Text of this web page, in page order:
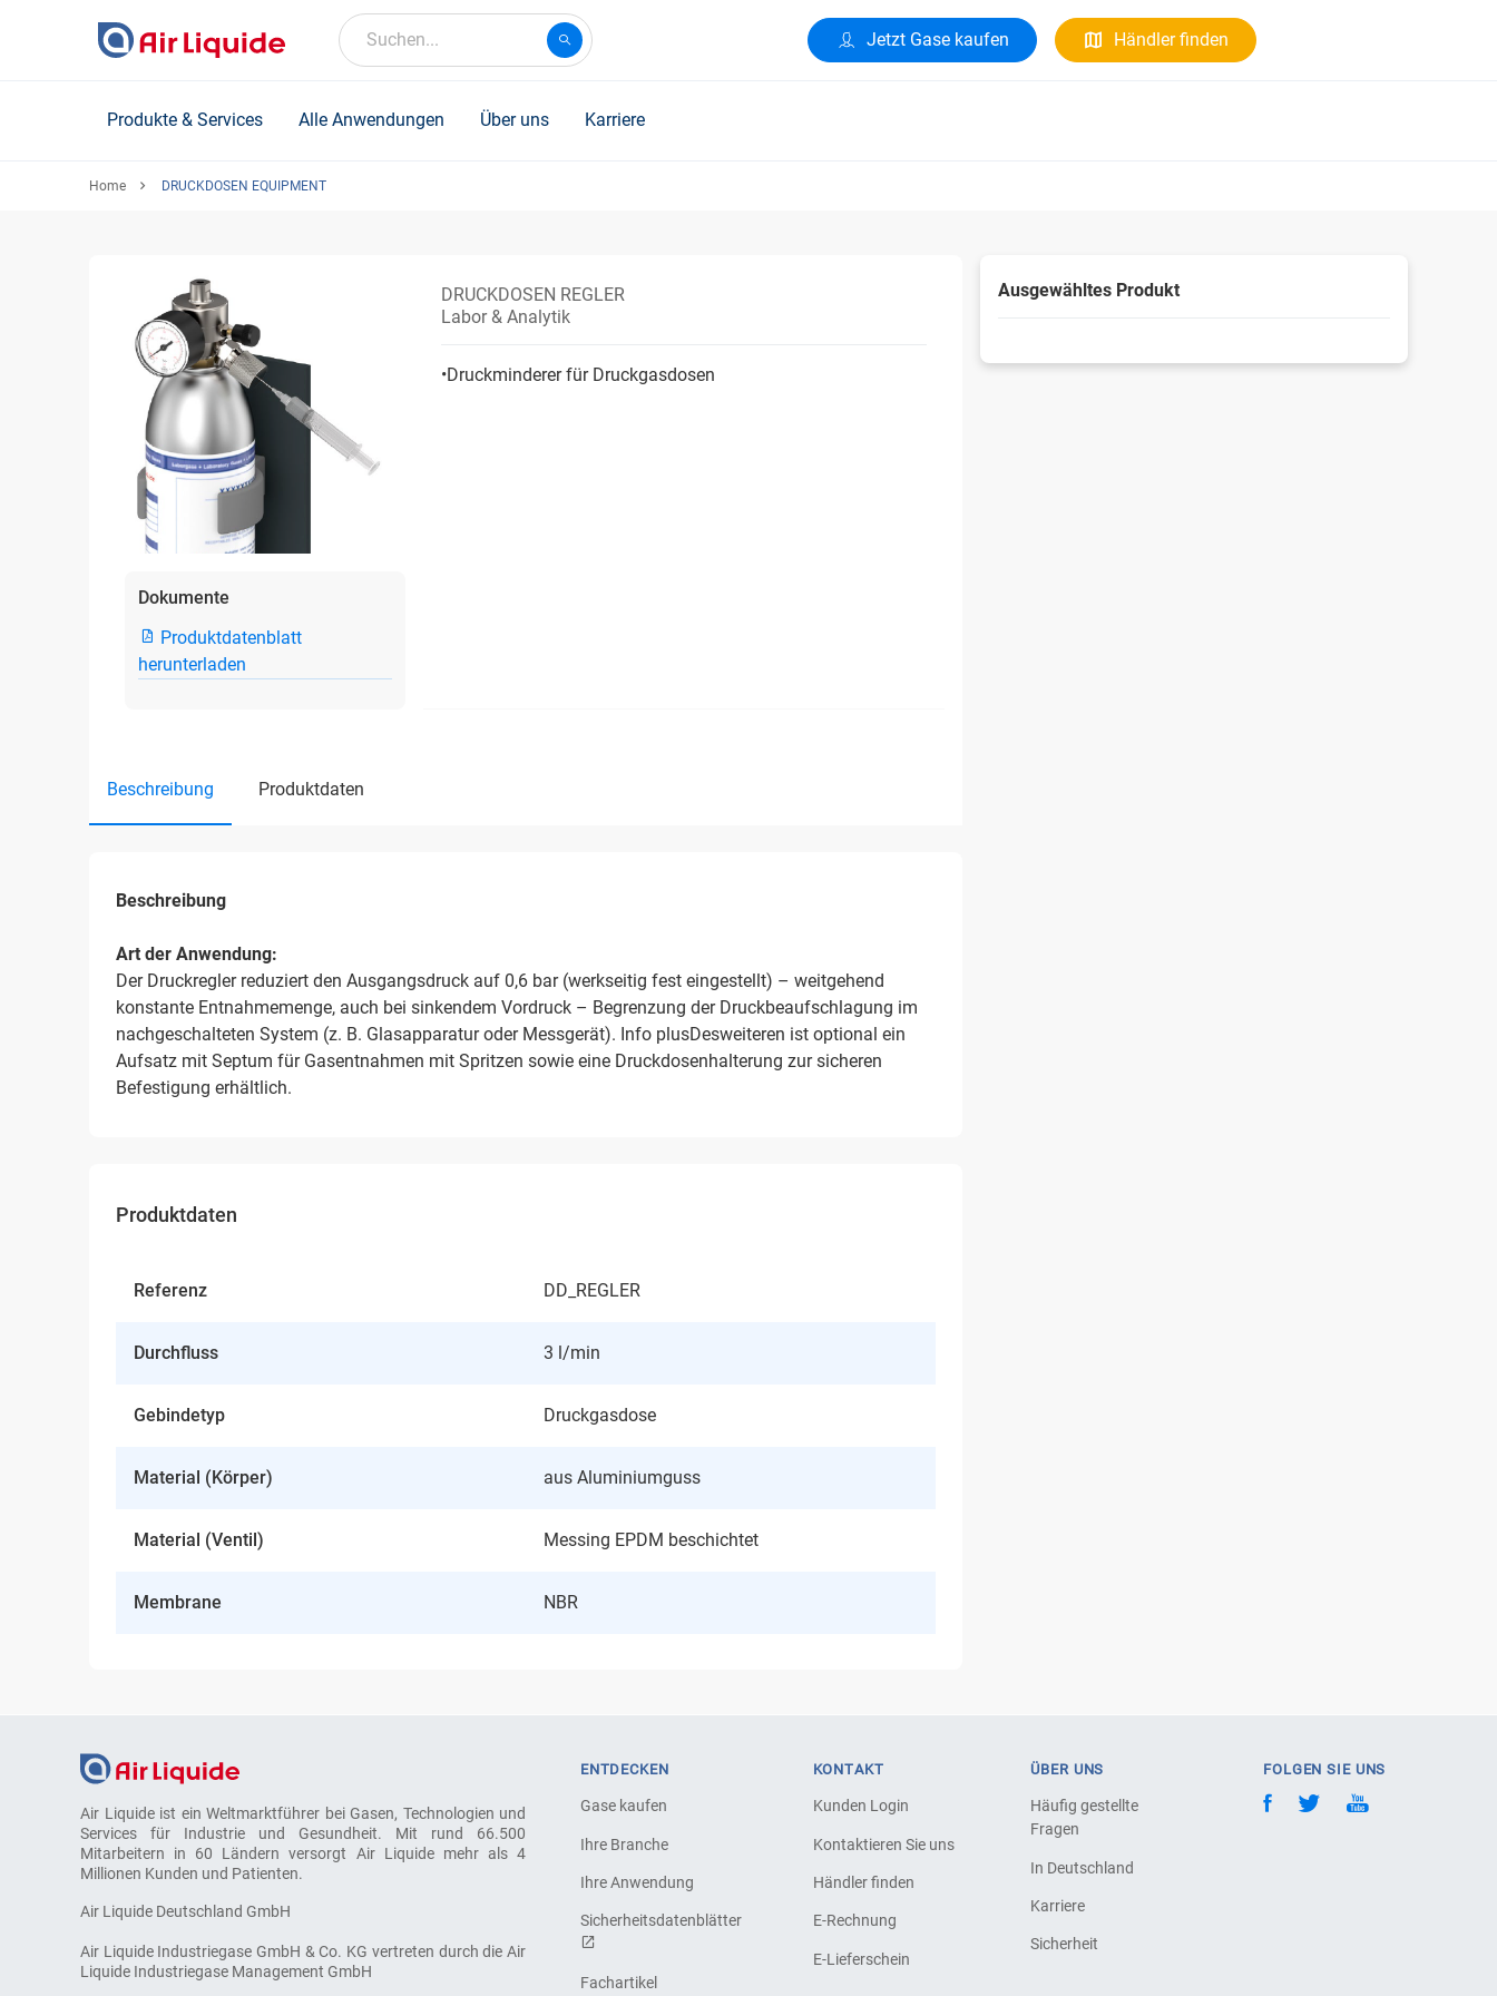
Suchen... Jetzt Gase kaufen Händler finden
Produkte & Services Alle Anwendungen Über uns Karriere
Home DRUCKDOSEN EQUIPMENT
Dokumente
Produktdatenblatt
herunterladen
DRUCKDOSEN REGLER
Labor & Analytik
•Druckminderer für Druckgasdosen
beschreibung produktdaten
Beschreibung
Art der Anwendung:
Der Druckregler reduziert den Ausgangsdruck auf 0,6 bar (werkseitig fest eingestellt) – weitgehend
konstante Entnahmemenge, auch bei sinkendem Vordruck – Begrenzung der Druckbeaufschlagung im
nachgeschalteten System (z. B. Glasapparatur oder Messgerät). Info plusDesweiteren ist optional ein
Aufsatz mit Septum für Gasentnahmen mit Spritzen sowie eine Druckdosenhalterung zur sicheren
Befestigung erhältlich.
Produktdaten
Referenz DD_REGLER
Durchfluss 3 l/min
Gebindetyp Druckgasdose
Material (Körper) aus Aluminiumguss
Material (Ventil) Messing EPDM beschichtet
Membrane NBR
Ausgewähltes Produkt
Air Liquide ist ein Weltmarktführer bei Gasen, Technologien und
Services für Industrie und Gesundheit. Mit rund 66.500
Mitarbeitern in 60 Ländern versorgt Air Liquide mehr als 4
Millionen Kunden und Patienten.
Air Liquide Deutschland GmbH
Air Liquide Industriegase GmbH & Co. KG vertreten durch die Air
Liquide Industriegase Management GmbH
ENTDECKEN
Gase kaufen
Ihre Branche
Ihre Anwendung
Sicherheitsdatenblätter
Fachartikel
KONTAKT
Kunden Login
Kontaktieren Sie uns
Händler finden
E-Rechnung
E-Lieferschein
ÜBER UNS
Häufig gestellte
Fragen
In Deutschland
Karriere
Sicherheit
FOLGEN SIE UNS